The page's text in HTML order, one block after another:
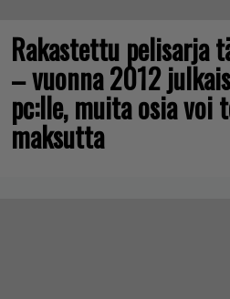
Rakastettu pelisarja
– vuonna 2012
pc:lle, muita osia voi
maksutta